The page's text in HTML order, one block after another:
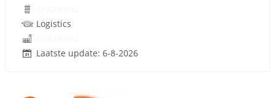
Logistics
Laatste update: 6-8-2026